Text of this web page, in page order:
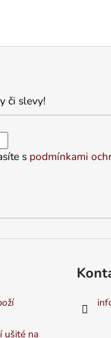
či slevy!
s podmínkami
ušité na